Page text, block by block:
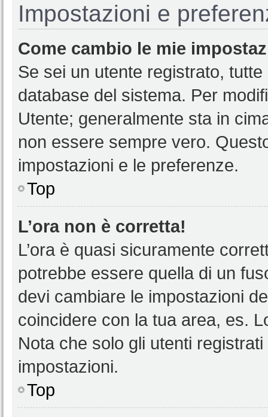
Impostazioni e
Come cambio le mie
Se sei un utente registrato,
database del sistema. Per
Utente; generalmente sta in
non essere sempre vero.
impostazioni e le preferenze.
Top
L’ora non è corretta!
L’ora è quasi sicuramente
potrebbe essere quella di un
devi cambiare le impostazioni
coincidere con la tua area, es.
Nota che solo gli utenti
impostazioni.
Top